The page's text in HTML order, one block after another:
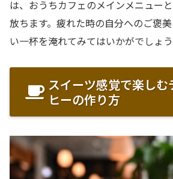
は、おうちカフェのメインメニュー
放ちます。疲れた時の自分へのご褒
い一杯を淹れてみてはいかがでしょう
スイーツ感覚で楽しむ
ヒーの作り方